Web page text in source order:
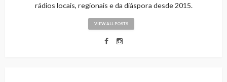
rádios locais, regionais e da diáspora desde 2015.
VIEW ALL POSTS